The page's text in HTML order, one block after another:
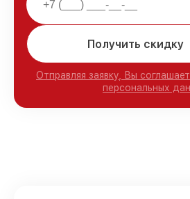
Получить скидку
Отправляя заявку, Вы
персональных